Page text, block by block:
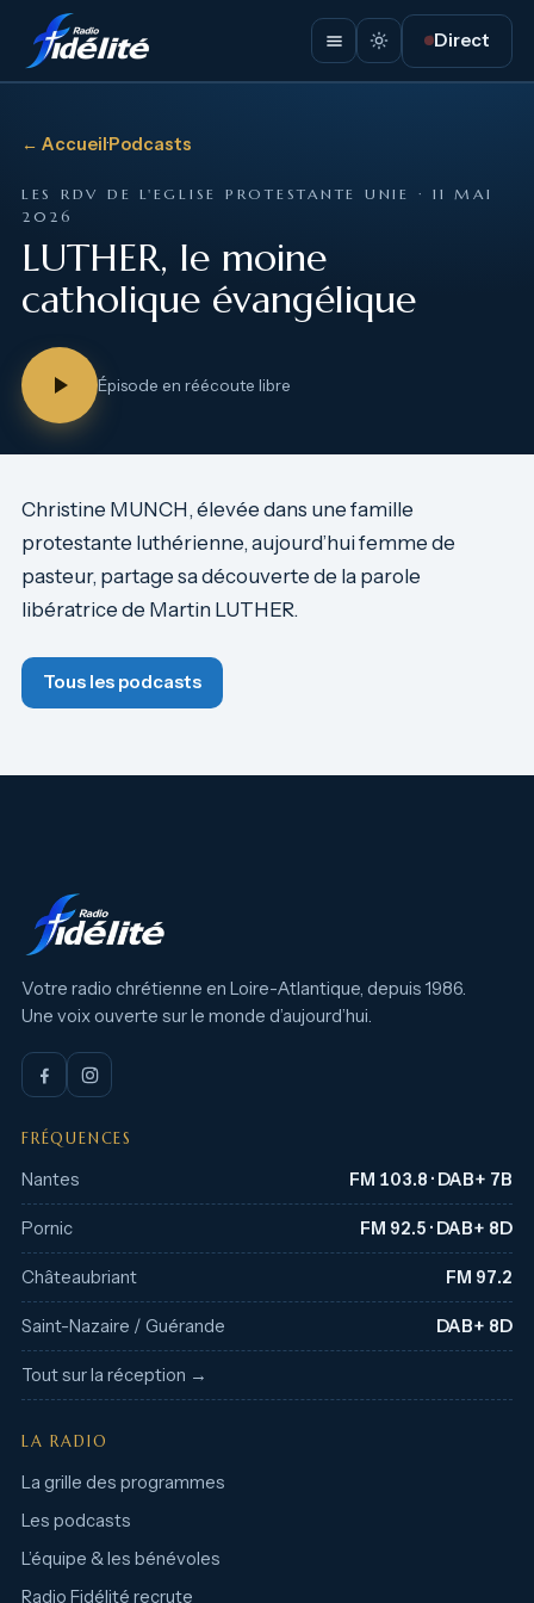
Direct
← Accueil·Podcasts
LES RDV DE L'EGLISE PROTESTANTE UNIE · 11 MAI
2026
LUTHER, le moine
catholique évangélique
Épisode en réécoute libre
Christine MUNCH, élevée dans une famille
protestante luthérienne, aujourd’hui femme de
pasteur, partage sa découverte de la parole
libératrice de Martin LUTHER.
Tous les podcasts
Votre radio chrétienne en Loire-Atlantique, depuis 1986.
Une voix ouverte sur le monde d’aujourd’hui.
FRÉQUENCES
Nantes FM 103.8 · DAB+ 7B
Pornic FM 92.5 · DAB+ 8D
Châteaubriant FM 97.2
Saint-Nazaire / Guérande DAB+ 8D
Tout sur la réception →
LA RADIO
La grille des programmes
Les podcasts
L’équipe & les bénévoles
Radio Fidélité recrute